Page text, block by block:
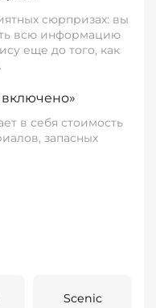
сюрпризах: вы
всю информацию
еще до того, как
в себя стоимость
запасных
Scenic